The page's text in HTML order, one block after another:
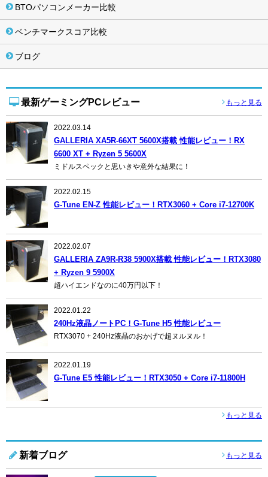
BTOパソコンメーカー比較
ベンチマークスコア比較
ブログ
最新ゲーミングPCレビュー もっと見る
2022.03.14
GALLERIA XA5R-66XT 5600X搭載 性能レビュー！RX
6600 XT + Ryzen 5 5600X
ミドルスペックと思いきや意外な結果に！
2022.02.15
G-Tune EN-Z 性能レビュー！RTX3060 + Core i7-12700K
2022.02.07
GALLERIA ZA9R-R38 5900X搭載 性能レビュー！RTX3080
+ Ryzen 9 5900X
超ハイエンドなのに40万円以下！
2022.01.22
240Hz液晶ノートPC！G-Tune H5 性能レビュー
RTX3070 + 240Hz液晶のおかげで超ヌルヌル！
2022.01.19
G-Tune E5 性能レビュー！RTX3050 + Core i7-11800H
もっと見る
新着ブログ もっと見る